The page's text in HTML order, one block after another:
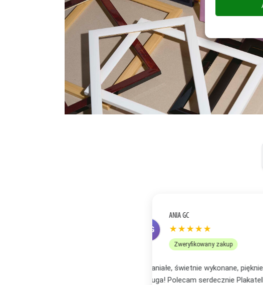
AR
★★★★★
Zweryfikowany zakup
Zakupiłam plakat... mąż mi
zachwycona i wiem, że nie